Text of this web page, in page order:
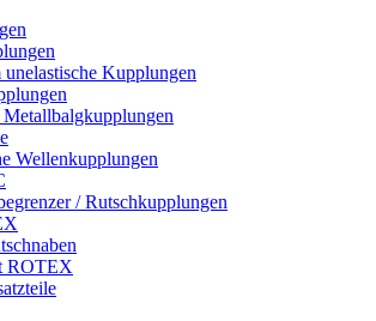
Kupplungen
Wellenkupplungen
/ Rutschkupplungen
ROTEX